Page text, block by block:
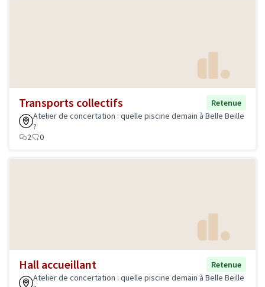
Transports collectifs
Retenue
Atelier de concertation : quelle piscine demain à Belle Beille
?
2
0
Hall accueillant
Retenue
Atelier de concertation : quelle piscine demain à Belle Beille